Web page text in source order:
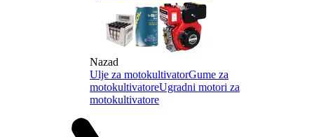
Nazad
Ulje za motokultivatorGume za
motokultivatoreUgradni motori za
motokultivatore